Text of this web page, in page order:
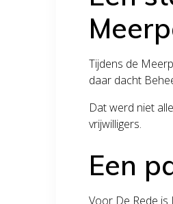
Tijdens de
daar dacht
Dat werd niet
vrijwilligers.
Een
Voor De Rede is